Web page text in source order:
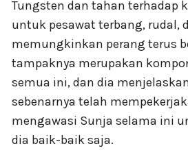
Tungsten dan tahan terhadap
untuk pesawat terbang, rudal,
memungkinkan perang terus
tampaknya merupakan
semua ini, dan dia
sebenarnya telah
mengawasi Sunja selama ini
dia baik-baik saja.